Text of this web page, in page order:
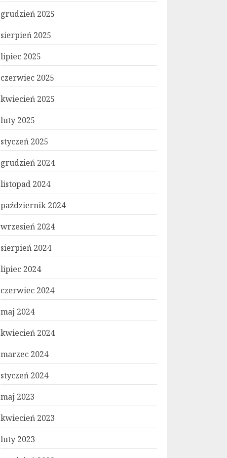
grudzień 2025
sierpień 2025
lipiec 2025
czerwiec 2025
kwiecień 2025
luty 2025
styczeń 2025
grudzień 2024
listopad 2024
październik 2024
wrzesień 2024
sierpień 2024
lipiec 2024
czerwiec 2024
maj 2024
kwiecień 2024
marzec 2024
styczeń 2024
maj 2023
kwiecień 2023
luty 2023